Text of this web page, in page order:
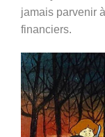
jamais parvenir
financiers.